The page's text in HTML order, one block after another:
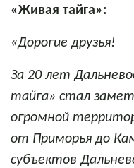
«Живая тайга»:
«Дорогие друзья!
За 20 лет
тайга» стал
огромной
от Приморья до
субъектов